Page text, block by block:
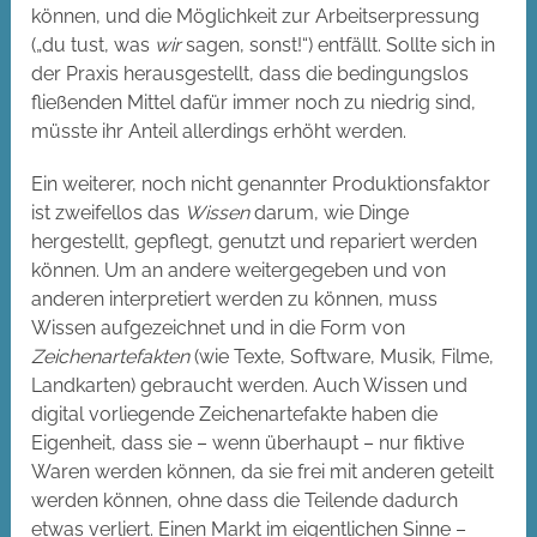
können, und die Möglichkeit zur Arbeitserpressung
(„du tust, was wirsagen, sonst!“) entfällt. Sollte sich in
der Praxis herausgestellt, dass die bedingungslos
fließenden Mittel dafür immer noch zu niedrig sind,
müsste ihr Anteil allerdings erhöht werden.
Ein weiterer, noch nicht genannter Produktionsfaktor
ist zweifellos das Wissendarum, wie Dinge
hergestellt, gepflegt, genutzt und repariert werden
können. Um an andere weitergegeben und von
anderen interpretiert werden zu können, muss
Wissen aufgezeichnet und in die Form von
Zeichenartefakten(wie Texte, Software, Musik, Filme,
Landkarten) gebraucht werden. Auch Wissen und
digital vorliegende Zeichenartefakte haben die
Eigenheit, dass sie – wenn überhaupt – nur fiktive
Waren werden können, da sie frei mit anderen geteilt
werden können, ohne dass die Teilende dadurch
etwas verliert. Einen Markt im eigentlichen Sinne –